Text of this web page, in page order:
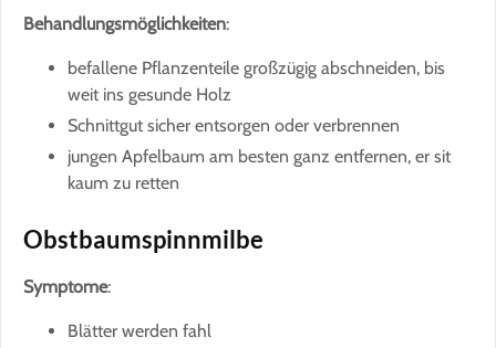
Behandlungsmöglichkeiten:
befallene Pflanzenteile großzügig abschneiden, bis
weit ins gesunde Holz
Schnittgut sicher entsorgen oder verbrennen
jungen Apfelbaum am besten ganz entfernen, er sit
kaum zu retten
Obstbaumspinnmilbe
Symptome:
Blätter werden fahl